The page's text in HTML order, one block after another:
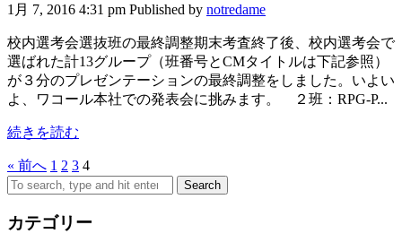
1月 7, 2016 4:31 pm Published by notredame
校内選考会選抜班の最終調整期末考査終了後、校内選考会で
選ばれた計13グループ（班番号とCMタイトルは下記参照）
が３分のプレゼンテーションの最終調整をしました。いよい
よ、ワコール本社での発表会に挑みます。 ２班：RPG-P...
続きを読む
« 前へ 1 2 3 4
Search
カテゴリー